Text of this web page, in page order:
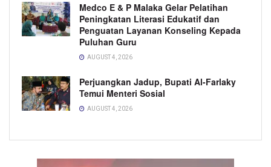
Medco E & P Malaka Gelar Pelatihan
Peningkatan Literasi Edukatif dan
Penguatan Layanan Konseling Kepada
Puluhan Guru
AUGUST 4, 2026
Perjuangkan Jadup, Bupati Al-Farlaky
Temui Menteri Sosial
AUGUST 4, 2026